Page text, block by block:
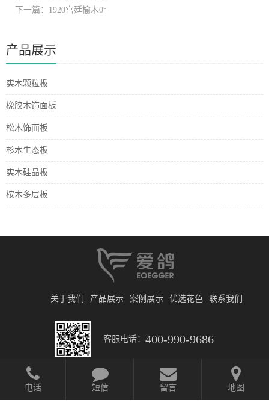
下一篇：1920宫廷榆木0°
产品展示
实木颗粒板
橡胶木饰面板
松木饰面板
杉木生态板
实木硅晶板
桉木多层板
关于我们 产品展示 案例展示 优选花色 联系我们
客服电话： 400-990-9686
© 2019 北京日升财通建筑装饰材料有限公司
京ICP备2025135258号-1
网站开发:超越无限 网站地图
电话 短信 留言 地图